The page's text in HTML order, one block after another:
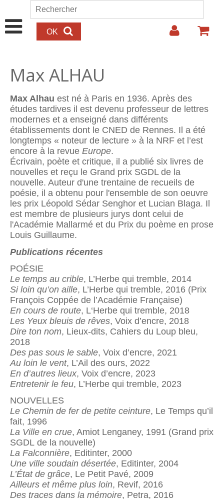
Aller au contenu principal
Formulaire de recherche
Rechercher
Max ALHAU
Max Alhau est né à Paris en 1936. Après des
études tardives il est devenu professeur de lettres
modernes et a enseigné dans différents
établissements dont le CNED de Rennes. Il a été
longtemps « noteur de lecture » à la NRF et l’est
encore à la revue Europe.
Écrivain, poète et critique, il a publié six livres de
nouvelles et reçu le Grand prix SGDL de la
nouvelle. Auteur d'une trentaine de recueils de
poésie, il a obtenu pour l'ensemble de son oeuvre
les prix Léopold Sédar Senghor et Lucian Blaga. Il
est membre de plusieurs jurys dont celui de
l'Académie Mallarmé et du Prix du poème en prose
Louis Guillaume.
Publications récentes
POÉSIE
Le temps au crible, L’Herbe qui tremble, 2014
Si loin qu’on aille, L’Herbe qui tremble, 2016 (Prix
François Coppée de l’Académie Française)
En cours de route, L‘Herbe qui tremble, 2018
Les Yeux bleuis de rêves, Voix d’encre, 2018
Dire ton nom, Lieux-dits, Cahiers du Loup bleu,
2018
Des pas sous le sable, Voix d’encre, 2021
Au loin le vent, L’Ail des ours, 2022
En d’autres lieux, Voix d’encre, 2023
Entretenir le feu, L’Herbe qui tremble, 2023
NOUVELLES
Le Chemin de fer de petite ceinture, Le Temps qu’il
fait, 1996
La Ville en crue, Amiot Lenganey, 1991 (Grand prix
SGDL de la nouvelle)
La Falconnière, Editinter, 2000
Une ville soudain désertée, Editinter, 2004
L’État de grâce, Le Petit Pavé, 2009
Ailleurs et même plus loin, Revif, 2016
Des traces dans la mémoire, Petra, 2016